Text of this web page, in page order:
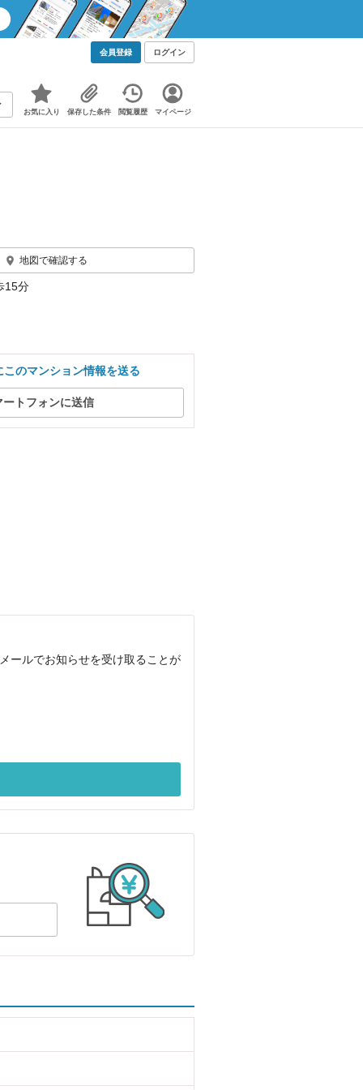
会員登録 ログイン
お気に入り 保存した条件 閲覧履歴 マイページ
地図で確認する
15分
のマンション情報を送る
トフォンに送信
ールでお知らせを受け取ることが